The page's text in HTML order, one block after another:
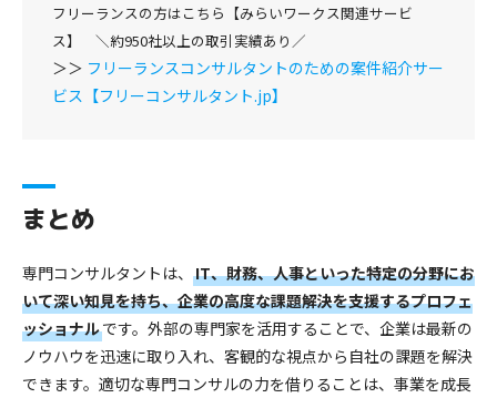
フリーランスの方はこちら【みらいワークス関連サービ
ス】 ＼約950社以上の取引実績あり／
＞＞ フリーランスコンサルタントのための案件紹介サー
ビス【フリーコンサルタント.jp】
まとめ
専門コンサルタントは、 IT、財務、人事といった特定の分野にお
いて深い知見を持ち、企業の高度な課題解決を支援するプロフェ
ッショナルです。外部の専門家を活用することで、企業は最新の
ノウハウを迅速に取り入れ、客観的な視点から自社の課題を解決
できます。適切な専門コンサルの力を借りることは、事業を成長